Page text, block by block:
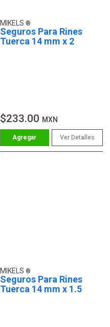
MIKELS
Seguros Para Rines
Tuerca 14 mm x 2
$233.00 MXN
Ver Detalles
MIKELS
Seguros Para Rines
Tuerca 14 mm x 1.5